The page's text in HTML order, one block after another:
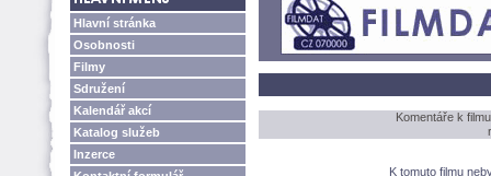
Hlavní stránka
Osobnosti
Filmy
Sdružení
Kalendář akcí
Katalog služeb
Inzerce
Komentáře k
K tomuto filmu